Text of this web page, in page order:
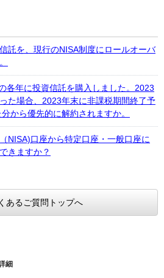
託を、現行のNISA制度にロールオーバ
各年に投資信託を購入しました。2023
た場合、2023年末に非課税期間終了予
から優先的に解約されますか。
NISA)口座から特定口座・一般口座に
きますか？
あるご質問トップへ
細